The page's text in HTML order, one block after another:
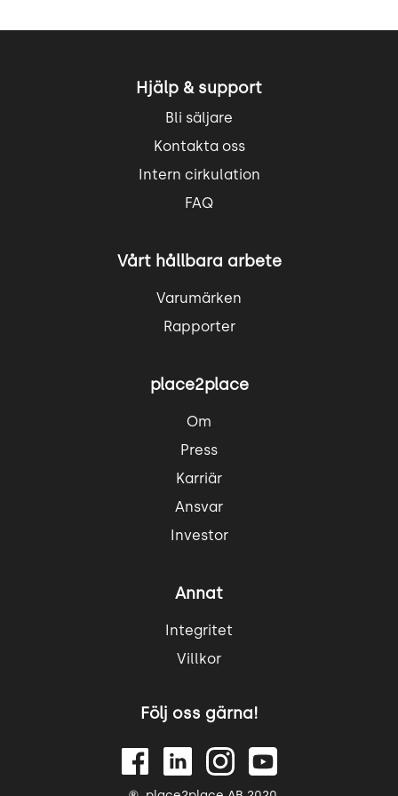
Hjälp & support
Bli säljare
Kontakta oss
Intern cirkulation
FAQ
Vårt hållbara arbete
Varumärken
Rapporter
place2place
Om
Press
Karriär
Ansvar
Investor
Annat
Integritet
Villkor
Följ oss gärna!